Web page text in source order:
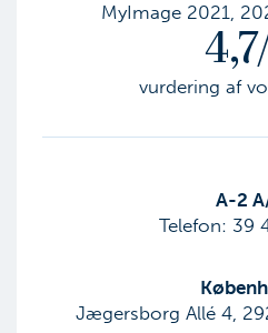
MyImage 2021,
vurdering af
​A-2
Telefon: 39
Jægersborg Allé 4,